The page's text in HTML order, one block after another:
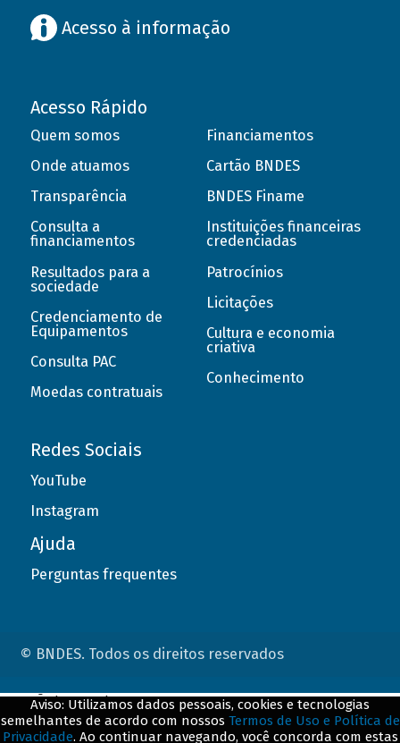
Acesso à informação
Acesso Rápido
Quem somos
Onde atuamos
Transparência
Consulta a
financiamentos
Resultados para a
sociedade
Credenciamento de
Equipamentos
Consulta PAC
Moedas contratuais
Financiamentos
Cartão BNDES
BNDES Finame
Instituições financeiras
credenciadas
Patrocínios
Licitações
Cultura e economia
criativa
Conhecimento
Redes Sociais
YouTube
Instagram
Ajuda
Perguntas frequentes
© BNDES. Todos os direitos reservados
Aviso: Utilizamos dados pessoais, cookies e tecnologias
semelhantes de acordo com nossos Termos de Uso e Política de
Privacidade. Ao continuar navegando, você concorda com estas
ConteÃºdo complementar
${title}${badge}